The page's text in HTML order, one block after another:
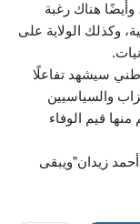
وأيضًا هناك رغبة
وكذلك الولاية على
سيشهد تفاعلًا
والسياسيين
قيم الوفاء
زيدان”ويبقى